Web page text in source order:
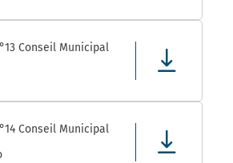
Conseil Municipal
Conseil Municipal